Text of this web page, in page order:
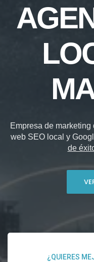
Empresa de
web SEO local y
de
¿QUIERES